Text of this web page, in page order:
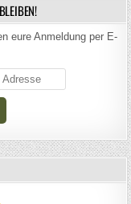
eure Anmeldung per E-